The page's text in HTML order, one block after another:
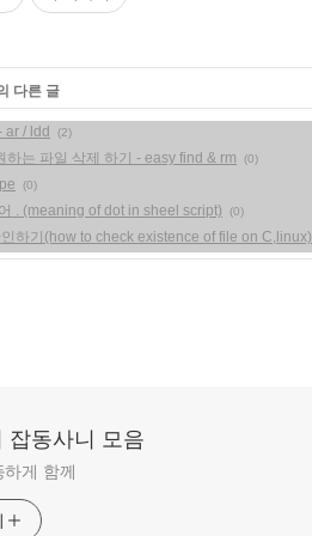
다른 글
ar / ldd (2)
하는 파일 삭제 하기 - easy find & rm (0)
(0)
. (meaning of dot in sheel script) (0)
하기(how to check existence of file on C,linux)
잡동사니 모음
하게 함께